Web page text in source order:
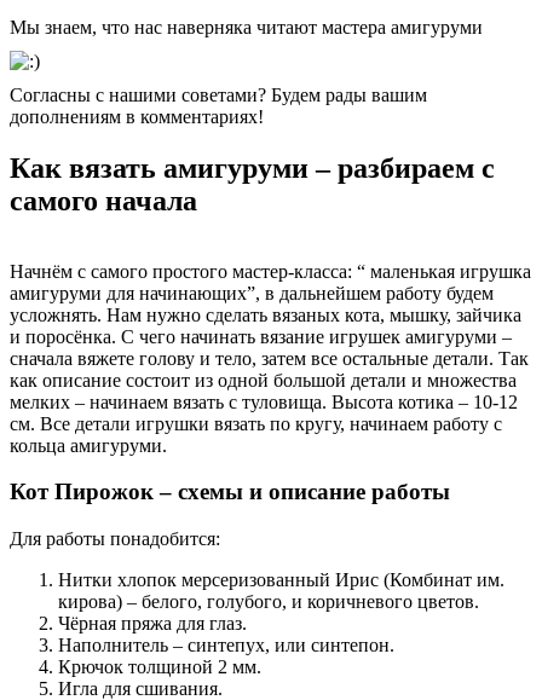
Мы знаем, что нас наверняка читают мастера амигуруми
Согласны с нашими советами? Будем рады вашим
дополнениям в комментариях!
Как вязать амигуруми – разбираем с
самого начала
Начнём с самого простого мастер-класса: “ маленькая игрушка
амигуруми для начинающих”, в дальнейшем работу будем
усложнять. Нам нужно сделать вязаных кота, мышку, зайчика
и поросёнка. С чего начинать вязание игрушек амигуруми –
сначала вяжете голову и тело, затем все остальные детали. Так
как описание состоит из одной большой детали и множества
мелких – начинаем вязать с туловища. Высота котика – 10-12
см. Все детали игрушки вязать по кругу, начинаем работу с
кольца амигуруми.
Кот Пирожок – схемы и описание работы
Для работы понадобится:
Нитки хлопок мерсеризованный Ирис (Комбинат им.
кирова) – белого, голубого, и коричневого цветов.
Чёрная пряжа для глаз.
Наполнитель – синтепух, или синтепон.
Крючок толщиной 2 мм.
Игла для сшивания.